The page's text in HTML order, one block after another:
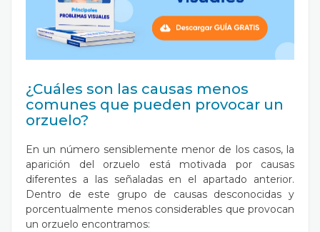
¿Cuáles son las causas menos
comunes que pueden provocar un
orzuelo?
En un número sensiblemente menor de los casos, la
aparición del orzuelo está motivada por causas
diferentes a las señaladas en el apartado anterior.
Dentro de este grupo de causas desconocidas y
porcentualmente menos considerables que provocan
un orzuelo encontramos: